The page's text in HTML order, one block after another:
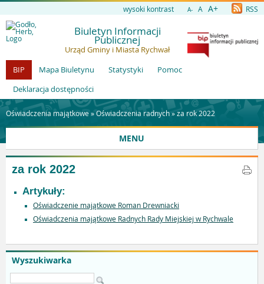
wysoki kontrast A- A A+ RSS
Biuletyn Informacji
Publicznej
Urząd Gminy i Miasta Rychwał
BIP
Mapa Biuletynu Statystyki
Pomoc
Deklaracja dostępności
Oświadczenia majątkowe »Oświadczenia radnych»za rok 2022
MENU
Wyszukiwarka
za rok 2022
Artykuły:
Oświadczenie majątkowe Roman Drewniacki
Oświadczenia majątkowe Radnych Rady Miejskiej w Rychwale